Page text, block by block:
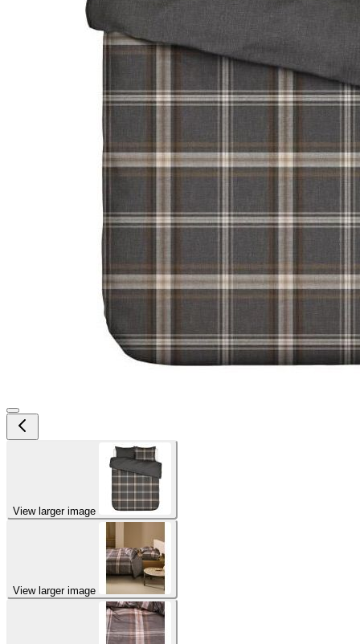
View larger image
View larger image